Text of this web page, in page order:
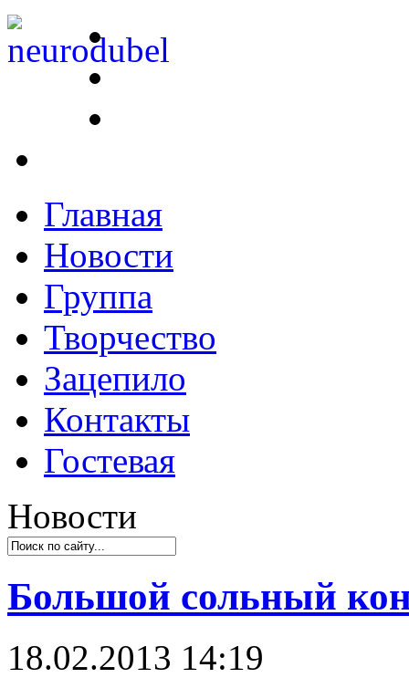
Главная
Новости
Группа
Творчество
Зацепило
Контакты
Гостевая
Новости
Большой сольный
18.02.2013 14:19